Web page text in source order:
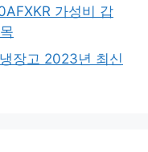
가성비 갑
장고 2023년 최신